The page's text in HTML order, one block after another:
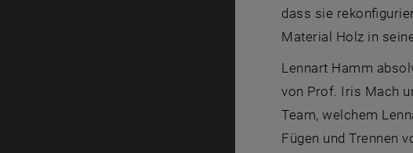
dass sie
Material Holz in
Lennart Hamm
von Prof. Iris Mach
Team, welchem
Fügen und Trennen